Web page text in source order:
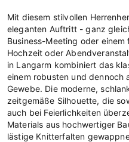
Mit diesem stilvollen
eleganten Auftritt - ganz
Business-Meeting oder
Hochzeit oder
in Langarm kombiniert das
einem robusten und dennoch
Gewebe. Die moderne,
zeitgemäße Silhouette, die
auch bei Feierlichkeiten
Materials aus hochwertiger
lästige Knitterfalten